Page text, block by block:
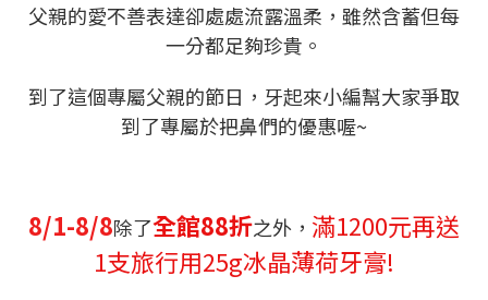
父親的愛不善表達卻處處流露溫柔，雖然含蓄但每
一分都足夠珍貴。
到了這個專屬父親的節日，牙起來小編幫大家爭取
到了專屬於把鼻們的優惠喔~
8/1-8/8除了全館88折之外， 滿1200元再送
1支旅行用25g冰晶薄荷牙膏!